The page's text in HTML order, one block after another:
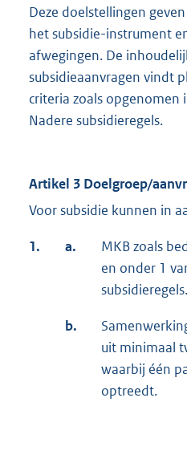
Deze doelstellingen
het subsidie-instrument
afwegingen. De
subsidieaanvragen vindt
criteria zoals opgenomen
Nadere subsidieregels.
Artikel 3 Doelgroep/
Voor subsidie kunnen in
1. a.
MKB zoals
en onder 1
subsidieregels.
b.
uit minimaal
waarbij één
optreedt.